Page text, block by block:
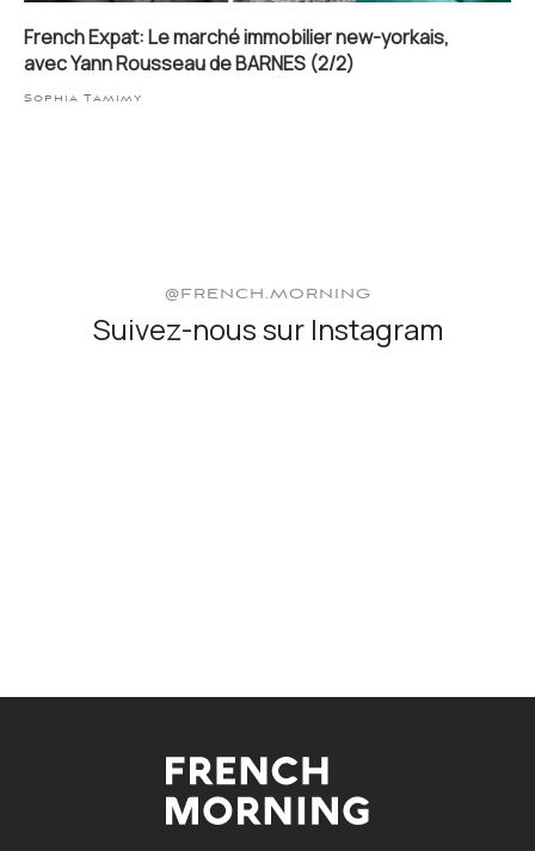
French Expat: Le marché immobilier new-yorkais,
avec Yann Rousseau de BARNES (2/2)
Sophia Tamimy
@FRENCH.MORNING
Suivez-nous sur Instagram